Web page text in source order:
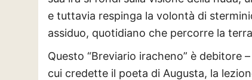
e tuttavia respinga la volontà di
assiduo, quotidiano che percorre la
Questo “Breviario iracheno” è debitore
cui credette il poeta di Augusta, la